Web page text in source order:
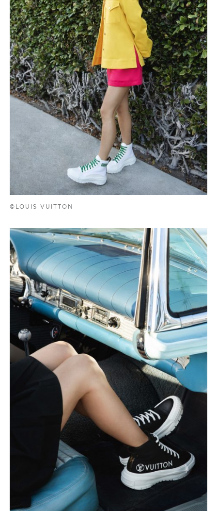
©LOUIS VUITTON